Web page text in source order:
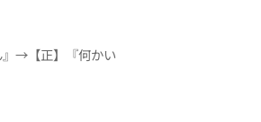
』→【正】『何かい